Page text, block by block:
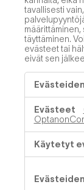
tavallisesti
täyttäminen.
evästeet tai
eivät sen
evästeet